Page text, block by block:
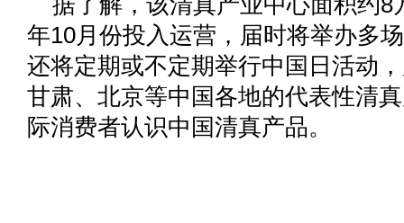
年10月份投入运营，届时将举办多
还将定期或不定期举行中国日活动
甘肃、北京等中国各地的代表性清
际消费者认识中国清真产品。